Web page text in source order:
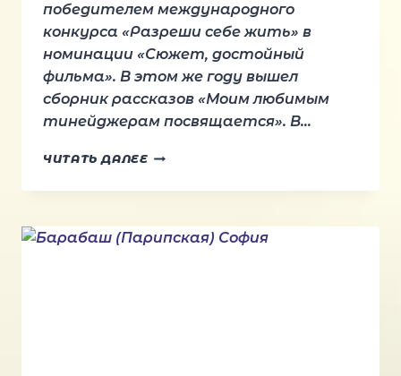
победителем международного
конкурса «Разреши себе жить» в
номинации «Сюжет, достойный
фильма». В этом же году вышел
сборник рассказов «Моим любимым
тинейджерам посвящается». В…
ЧИТАТЬ ДАЛЕЕТРУБНИКОВА